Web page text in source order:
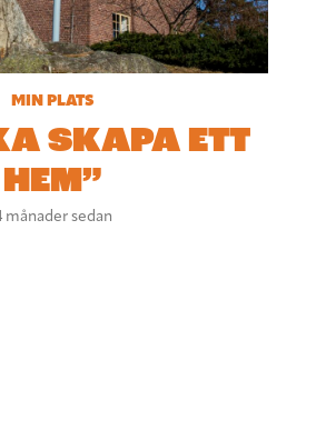
MIN PLATS
SKAPA ETT
HEM”
månader sedan